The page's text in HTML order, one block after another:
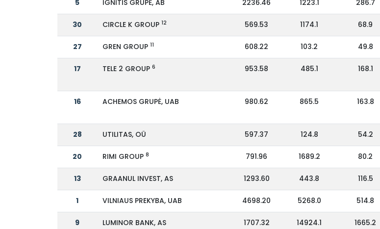
5 IGNITIS GRUPĖ, AB 2236.46 1223.1 286.7
30 CIRCLE K GROUP 12 569.53 1174.1 68.9
27 GREN GROUP 11 608.22 103.2 49.8
17 TELE 2 GROUP6 953.58 485.1 168.1
16 ACHEMOS GRUPĖ, UAB 980.62 865.5 163.8
28 UTILITAS, OÜ 597.37 124.8 54.2
20 RIMI GROUP8 791.96 1689.2 80.2
13 GRAANUL INVEST, AS 1293.60 443.8 116.5
1 VILNIAUS PREKYBA, UAB 4698.20 5268.0 514.8
9 LUMINOR BANK, AS 1707.32 14924.1 1665.2